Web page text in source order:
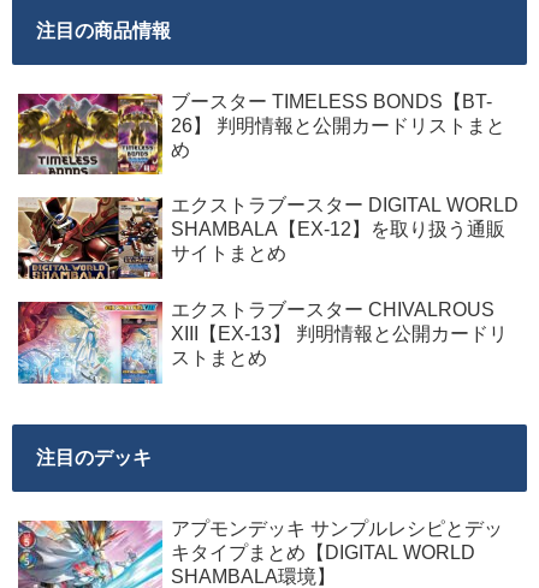
注目の商品情報
ブースター TIMELESS BONDS【BT-
26】 判明情報と公開カードリストまと
め
エクストラブースター DIGITAL WORLD
SHAMBALA【EX-12】を取り扱う通販
サイトまとめ
エクストラブースター CHIVALROUS
XIII【EX-13】 判明情報と公開カードリ
ストまとめ
注目のデッキ
アプモンデッキ サンプルレシピとデッ
キタイプまとめ【DIGITAL WORLD
SHAMBALA環境】